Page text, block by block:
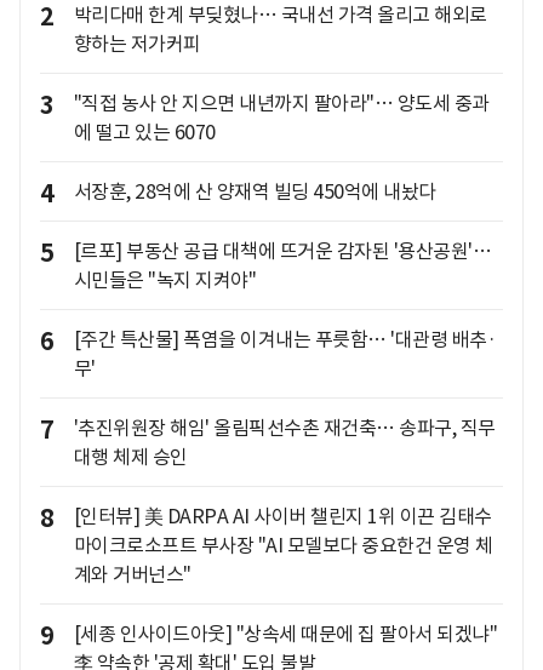
2
박리다매 한계 부딪혔나… 국내선 가격 올리고 해외로
향하는 저가커피
3
"직접 농사 안 지으면 내년까지 팔아라"… 양도세 중과
에 떨고 있는 6070
4 서장훈, 28억에 산 양재역 빌딩 450억에 내놨다
5
[르포] 부동산 공급 대책에 뜨거운 감자된 '용산공원'…
시민들은 "녹지 지켜야"
6
[주간 특산물] 폭염을 이겨내는 푸릇함… '대관령 배추·
무'
7
'추진위원장 해임' 올림픽선수촌 재건축… 송파구, 직무
대행 체제 승인
8
[인터뷰] 美 DARPA AI 사이버 챌린지 1위 이끈 김태수
마이크로소프트 부사장 "AI 모델보다 중요한건 운영 체
계와 거버넌스"
9
[세종 인사이드아웃] "상속세 때문에 집 팔아서 되겠냐"
李 약속한 '공제 확대' 도입 불발